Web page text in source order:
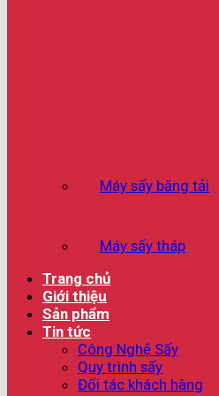
Máy sấy băng tải
Máy sấy tháp
Trang chủ
Giới thiệu
Sản phẩm
Tin tức
Công Nghệ Sấy
Quy trình sấy
Đối tác khách hàng